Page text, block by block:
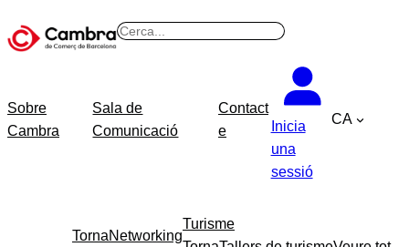
B
Sobre
Cambra
Sala de
Comunicació
Contact
e
Inicia
una
sessió
CA
TornaNetworking
Turisme